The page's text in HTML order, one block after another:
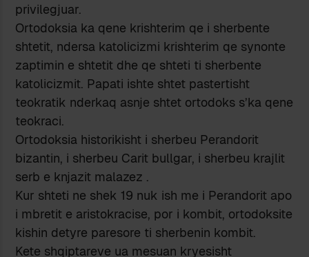
privilegjuar.
Ortodoksia ka qene krishterim qe i sherbente
shtetit, ndersa katolicizmi krishterim qe synonte
zaptimin e shtetit dhe qe shteti ti sherbente
katolicizmit. Papati ishte shtet pastertisht
teokratik nderkaq asnje shtet ortodoks s’ka qene
teokraci.
Ortodoksia historikisht i sherbeu Perandorit
bizantin, i sherbeu Carit bullgar, i sherbeu krajlit
serb e knjazit malazez .
Kur shteti ne shek 19 nuk ish me i Perandorit apo
i mbretit e aristokracise, por i kombit, ortodoksite
kishin detyre paresore ti sherbenin kombit.
Kete shqiptareve ua mesuan kryesisht